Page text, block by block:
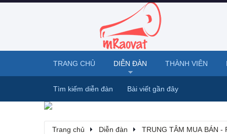
Trang chủ Diễn đàn TRUNG TÂM MUA BÁN -
TRANG CHỦ DIỄN ĐÀN
Tìm kiếm diễn đàn Bài viết gần đây
THÀNH VIÊN